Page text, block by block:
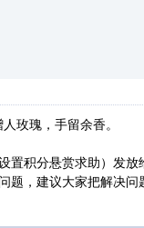
玫瑰，手留余香。
置积分悬赏求助）发放
题，建议大家把解决